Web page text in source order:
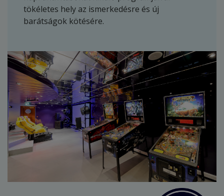
tökéletes hely az ismerkedésre és új
barátságok kötésére.